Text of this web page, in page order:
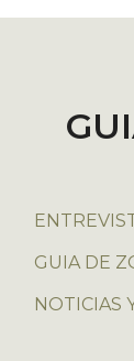
GUIA DE
NOTICIAS